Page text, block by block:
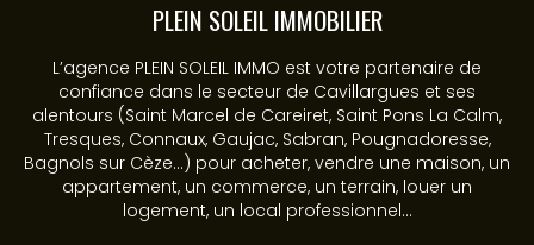
PLEIN SOLEIL IMMOBILIER
L’agence PLEIN SOLEIL IMMO est votre partenaire de
confiance dans le secteur de Cavillargues et ses
alentours (Saint Marcel de Careiret, Saint Pons La Calm,
Tresques, Connaux, Gaujac, Sabran, Pougnadoresse,
Bagnols sur Cèze...) pour acheter, vendre une maison, un
appartement, un commerce, un terrain, louer un
logement, un local professionnel...